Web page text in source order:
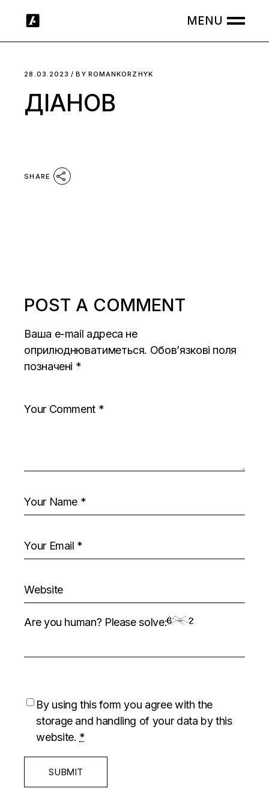
28.03.2023 BY ROMANKORZHYK
ДІАНОВ
SHARE
POST A COMMENT
Ваша e-mail адреса не
оприлюднюватиметься. Обов’язкові поля
позначені *
Are you human? Please solve:
By using this form you agree with the
storage and handling of your data by this
website. *
SUBMIT